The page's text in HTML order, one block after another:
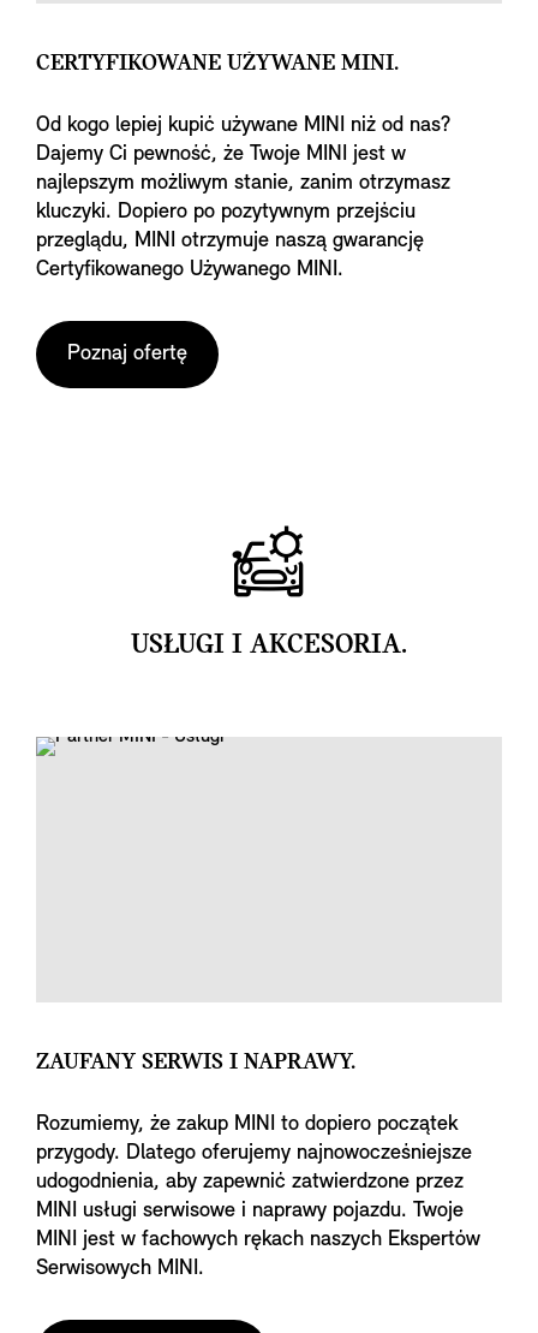
CERTYFIKOWANE UŻYWANE MINI.
Od kogo lepiej kupić używane MINI niż od nas?
Dajemy Ci pewność, że Twoje MINI jest w
najlepszym możliwym stanie, zanim otrzymasz
kluczyki. Dopiero po pozytywnym przejściu
przeglądu, MINI otrzymuje naszą gwarancję
Certyfikowanego Używanego MINI.
Poznaj ofertę
USŁUGI I AKCESORIA.
ZAUFANY SERWIS I NAPRAWY.
Rozumiemy, że zakup MINI to dopiero początek
przygody. Dlatego oferujemy najnowocześniejsze
udogodnienia, aby zapewnić zatwierdzone przez
MINI usługi serwisowe i naprawy pojazdu. Twoje
MINI jest w fachowych rękach naszych Ekspertów
Serwisowych MINI.